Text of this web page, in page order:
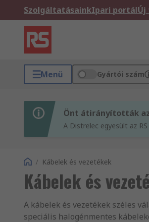
SzolgáltatásainkIpari portálÚj
Menü Gyártói szám
Önt átirányították az
A Distrelec egyesült az
/ Kábelek és vezetékek
Kábelek és
A kábelek és vezetékek széles
speciális halogénmentes